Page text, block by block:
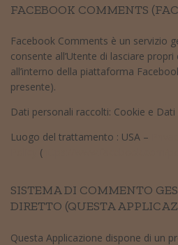
FACEBOOK COMMENTS
Facebook Comments è un servizio
consente all’Utente di lasciare
all’interno della piattaforma
presente).
Dati personali raccolti: Cookie e Dati
Luogo del trattamento : USA –
(
SISTEMA DI COMMENTO
DIRETTO (QUESTA
Questa Applicazione dispone di un